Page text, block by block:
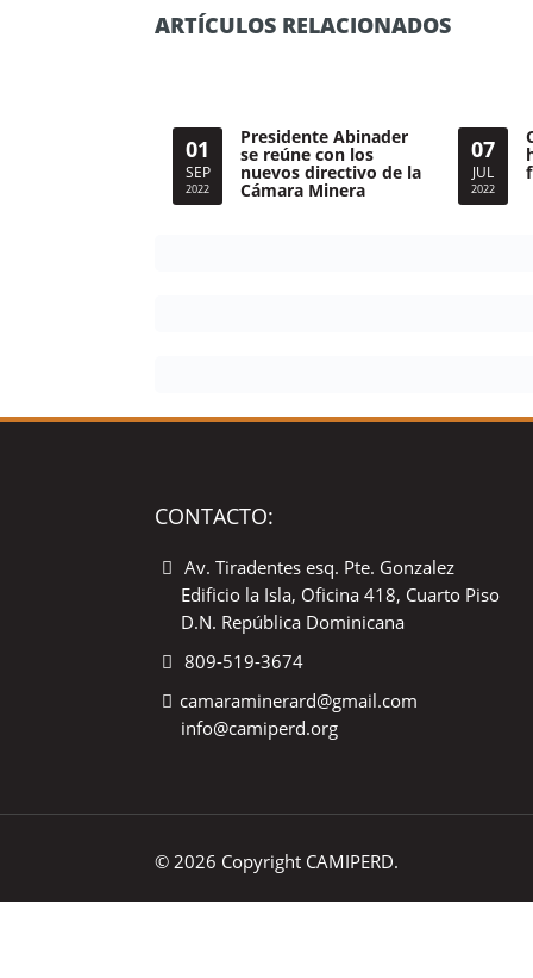
ARTÍCULOS RELACIONADOS
01
SEP
2022
Presidente Abinader
se reúne con los
nuevos directivo de la
Cámara Minera
07
JUL
2022
CONTACTO:
Av. Tiradentes esq. Pte. Gonzalez
Edificio la Isla, Oficina 418, Cuarto Piso
D.N. República Dominicana
809-519-3674
camaraminerard@gmail.com
info@camiperd.org
© 2026 Copyright CAMIPERD.